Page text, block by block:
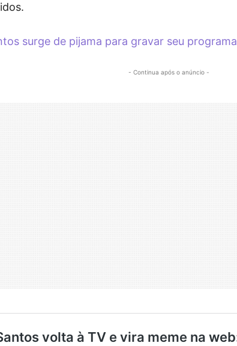
surge de pijama para gravar seu programa
- Continua após o anúncio -